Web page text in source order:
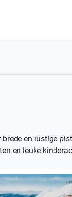
en rustige
en leuke